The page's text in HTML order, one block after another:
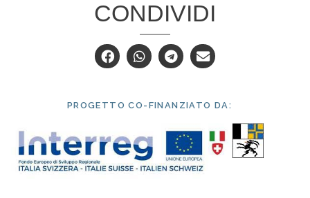
CONDIVIDI
PROGETTO CO-FINANZIATO DA: